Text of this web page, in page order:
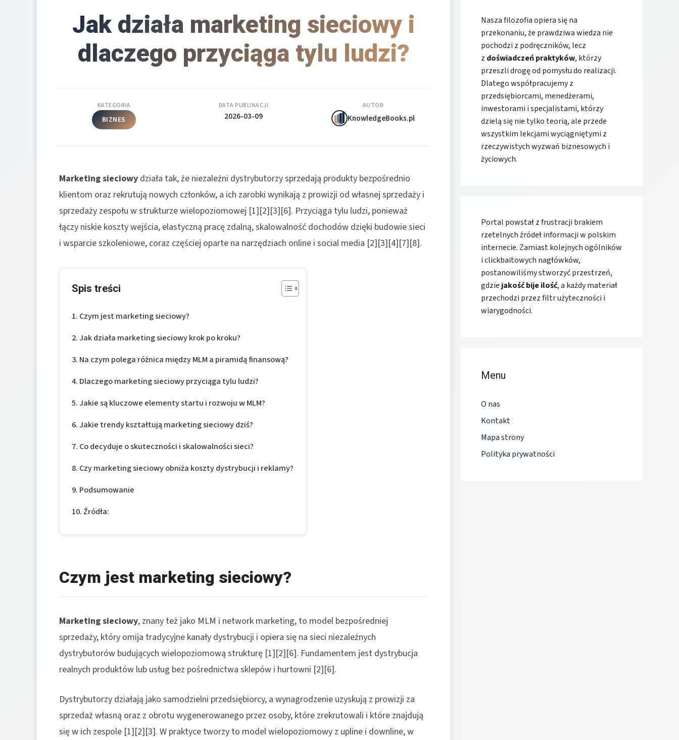
Jak działa marketing sieciowy i
dlaczego przyciąga tylu ludzi?
KATEGORIA
BIZNES
DATA PUBLIKACJI
2026-03-09
AUTOR
KnowledgeBooks.pl
Marketing sieciowy działa tak, że niezależni dystrybutorzy sprzedają produkty bezpośrednio
klientom oraz rekrutują nowych członków, a ich zarobki wynikają z prowizji od własnej sprzedaży i
sprzedaży zespołu w strukturze wielopoziomowej [1][2][3][6]. Przyciąga tylu ludzi, ponieważ
łączy niskie koszty wejścia, elastyczną pracę zdalną, skalowalność dochodów dzięki budowie sieci
i wsparcie szkoleniowe, coraz częściej oparte na narzędziach online i social media [2][3][4][7][8].
Spis treści
Czym jest marketing sieciowy?
Jak działa marketing sieciowy krok po kroku?
Na czym polega różnica między MLM a piramidą finansową?
Dlaczego marketing sieciowy przyciąga tylu ludzi?
Jakie są kluczowe elementy startu i rozwoju w MLM?
Jakie trendy kształtują marketing sieciowy dziś?
Co decyduje o skuteczności i skalowalności sieci?
Czy marketing sieciowy obniża koszty dystrybucji i reklamy?
Podsumowanie
Źródła:
Czym jest marketing sieciowy?
Marketing sieciowy, znany też jako MLM i network marketing, to model bezpośredniej
sprzedaży, który omija tradycyjne kanały dystrybucji i opiera się na sieci niezależnych
dystrybutorów budujących wielopoziomową strukturę [1][2][6]. Fundamentem jest dystrybucja
realnych produktów lub usług bez pośrednictwa sklepów i hurtowni [2][6].
Dystrybutorzy działają jako samodzielni przedsiębiorcy, a wynagrodzenie uzyskują z prowizji za
sprzedaż własną oraz z obrotu wygenerowanego przez osoby, które zrekrutowali i które znajdują
się w ich zespole [1][2][3]. W praktyce tworzy to model wielopoziomowy z upline i downline, w
Nasza filozofia opiera się na
przekonaniu, że prawdziwa wiedza nie
pochodzi z podręczników, lecz
z doświadczeń praktyków, którzy
przeszli drogę od pomysłu do realizacji.
Dlatego współpracujemy z
przedsiębiorcami, menedżerami,
inwestorami i specjalistami, którzy
dzielą się nie tylko teorią, ale przede
wszystkim lekcjami wyciągniętymi z
rzeczywistych wyzwań biznesowych i
życiowych.
Portal powstał z frustracji brakiem
rzetelnych źródeł informacji w polskim
internecie. Zamiast kolejnych ogólników
i clickbaitowych nagłówków,
postanowiliśmy stworzyć przestrzeń,
gdzie jakość bije ilość, a każdy materiał
przechodzi przez filtr użyteczności i
wiarygodności.
Menu
O nas
Kontakt
Mapa strony
Polityka prywatności